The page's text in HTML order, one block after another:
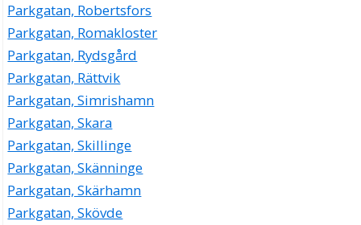
Parkgatan, Robertsfors
Parkgatan, Romakloster
Parkgatan, Rydsgård
Parkgatan, Rättvik
Parkgatan, Simrishamn
Parkgatan, Skara
Parkgatan, Skillinge
Parkgatan, Skänninge
Parkgatan, Skärhamn
Parkgatan, Skövde